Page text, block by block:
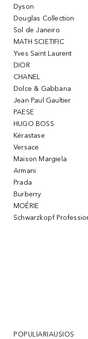
Dyson
Douglas Collection
Sol de Janeiro
MATH SCIETIFIC
Yves Saint Laurent
DIOR
CHANEL
Dolce & Gabbana
Jean Paul Gaultier
PAESE
HUGO BOSS
Kérastase
Versace
Maison Margiela
Armani
Prada
Burberry
MOÉRIE
Schwarzkopf
POPULIARIAUSIOS